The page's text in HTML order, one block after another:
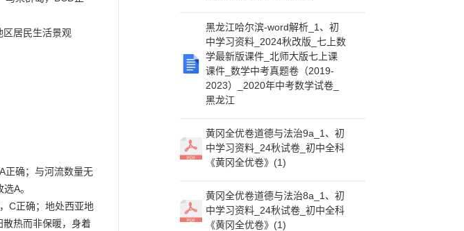
黑龙江哈尔滨-word解析_1、初
中学习资料_2024秋改版_七上数
学最新版课件_北师大版七上课
课件_数学中考真题卷（2019-
2023）_2020年中考数学试卷_
黑龙江
黄冈全优卷道德与法治9a_1、初
中学习资料_24秋试卷_初中全科
《黄冈全优卷》(1)
黄冈全优卷道德与法治8a_1、初
中学习资料_24秋试卷_初中全科
《黄冈全优卷》(1)